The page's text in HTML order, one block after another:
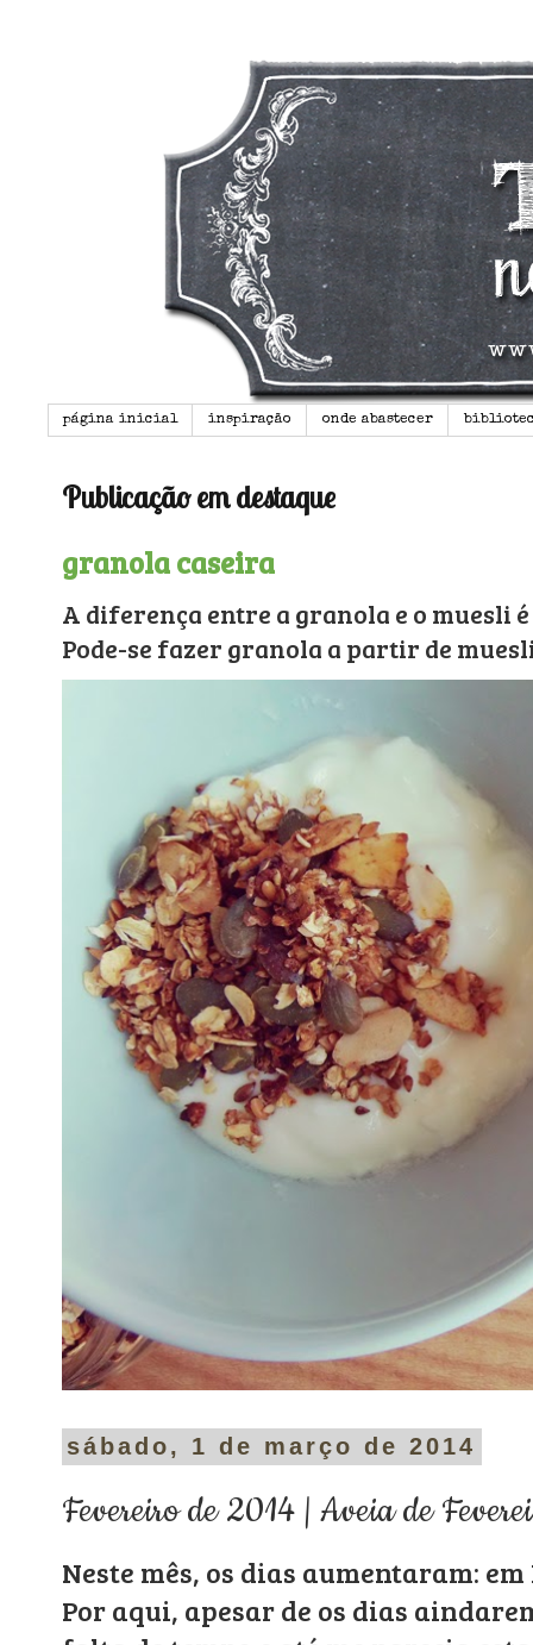
página inicial inspiração onde abastecer
Publicação em destaque
granola caseira
A diferença entre a granola e o muesli
Pode-se fazer granola a partir de
sábado, 1 de março de 2014
Fevereiro de 2014 | Aveia de
Neste mês, os dias aumentaram:
Por aqui, apesar de os dias